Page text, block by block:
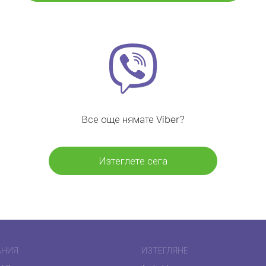
Все още нямате Viber?
Изтеглете сега
ИЗТЕГЛЯНЕ